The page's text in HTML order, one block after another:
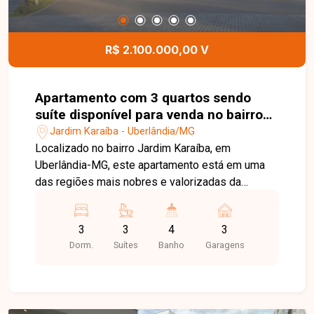
imóvel possui aquecimento solar, armários
planejados na cozinha, quartos e banheiros, além
de box em vidro, proporcionando mais
praticidade, economia e sofisticação. Uma
imóvel de alto padrão em um dos bairros mais
desejados de Uberlândia. Entre em contato e
agende sua visita!
R$ 2.100.000,00 V
Apartamento com 3 quartos sendo
suíte disponível para venda no bairro
Jardim Karaíba em Uberlândia-MG
Jardim Karaíba - Uberlândia/MG
Localizado no bairro Jardim Karaíba, em
Uberlândia-MG, este apartamento está em uma
das regiões mais nobres e valorizadas da
vias, supermercados, escolas, restaurantes,
academias, hospitais e diversos comércios e
serviços. O bairro proporciona tranquilidade,
3
Dorm.
3
Suítes
4
Banho
3
Garagens